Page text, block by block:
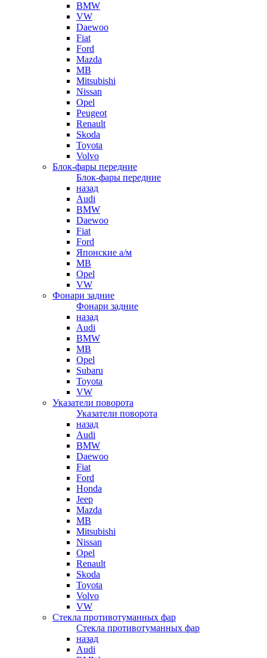
BMW
VW
Daewoo
Fiat
Ford
Mazda
MB
Mitsubishi
Nissan
Opel
Peugeot
Renault
Skoda
Toyota
Volvo
Блок-фары передние
Блок-фары передние
назад
Audi
BMW
Daewoo
Fiat
Ford
Японские а/м
MB
Opel
VW
Фонари задние
Фонари задние
назад
Audi
BMW
MB
Opel
Subaru
Toyota
VW
Указатели поворота
Указатели поворота
назад
Audi
BMW
Daewoo
Fiat
Ford
Honda
Jeep
Mazda
MB
Mitsubishi
Nissan
Opel
Renault
Skoda
Toyota
Volvo
VW
Стекла противотуманных фар
Стекла противотуманных фар
назад
Audi